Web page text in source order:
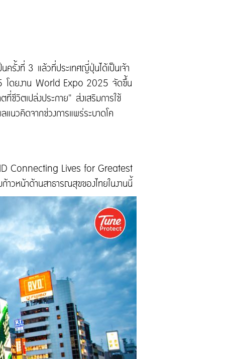
งที่ 3 แล้วที่ประเทศญี่ปุ่นได้เป็นเจ้า
โดยงาน World Expo 2025 จัดขึ้น
ตเปล่งประกาย" ส่งเสริมการใช้
นวคิดจากช่วงการแพร่ระบาดโค
Connecting Lives for Greatest
หน้าด้านสาธารณสุขของไทยในงานนี้